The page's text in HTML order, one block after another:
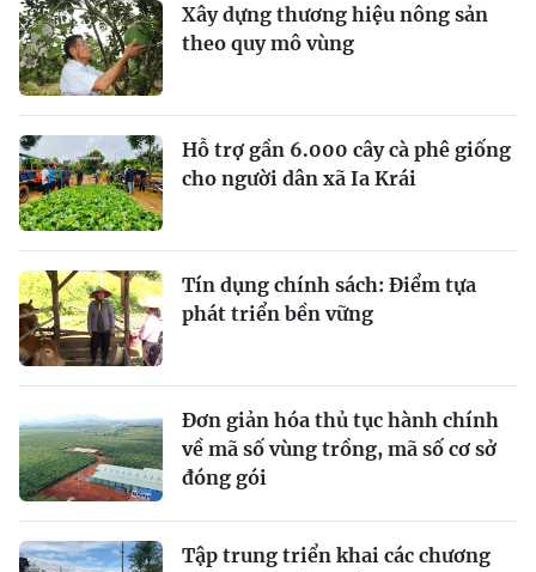
Xây dựng thương hiệu nông sản
theo quy mô vùng
Hỗ trợ gần 6.000 cây cà phê giống
cho người dân xã Ia Krái
Tín dụng chính sách: Ðiểm tựa
phát triển bền vững
Đơn giản hóa thủ tục hành chính
về mã số vùng trồng, mã số cơ sở
đóng gói
Tập trung triển khai các chương